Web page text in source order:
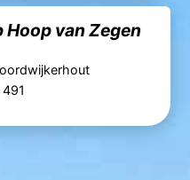
Hoop van Zegen